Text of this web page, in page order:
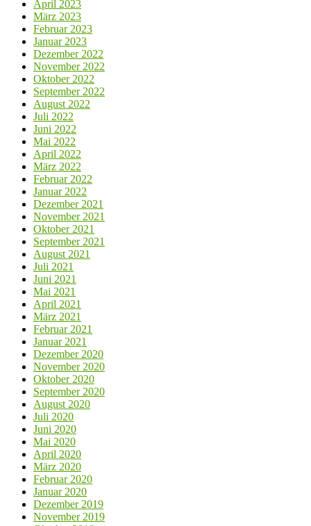
April 2023
März 2023
Februar 2023
Januar 2023
Dezember 2022
November 2022
Oktober 2022
September 2022
August 2022
Juli 2022
Juni 2022
Mai 2022
April 2022
März 2022
Februar 2022
Januar 2022
Dezember 2021
November 2021
Oktober 2021
September 2021
August 2021
Juli 2021
Juni 2021
Mai 2021
April 2021
März 2021
Februar 2021
Januar 2021
Dezember 2020
November 2020
Oktober 2020
September 2020
August 2020
Juli 2020
Juni 2020
Mai 2020
April 2020
März 2020
Februar 2020
Januar 2020
Dezember 2019
November 2019